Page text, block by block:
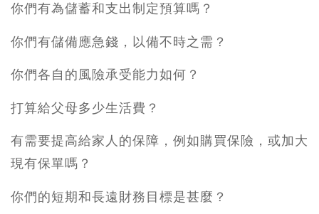
你們有為儲蓄和支出制定預算嗎？
你們有儲備應急錢，以備不時之需？
你們各自的風險承受能力如何？
打算給父母多少生活費？
有需要提高給家人的保障，例如購買保險，或加大
現有保單嗎？
你們的短期和長遠財務目標是甚麼？